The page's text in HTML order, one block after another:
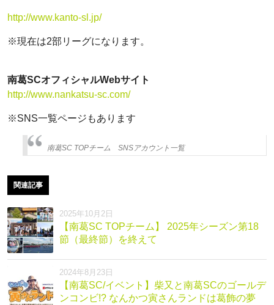
http://www.kanto-sl.jp/
※現在は2部リーグになります。
南葛SCオフィシャルWebサイト
http://www.nankatsu-sc.com/
※SNS一覧ページもあります
南葛SC TOPチーム SNSアカウント一覧
関連記事
2025年10月2日
【南葛SC TOPチーム】 2025年シーズン第18
節（最終節）を終えて
2024年8月23日
【南葛SC/イベント】柴又と南葛SCのゴールデ
ンコンビ!? なんかつ寅さんランドは葛飾の夢